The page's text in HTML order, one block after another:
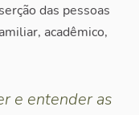
das pessoas
acadêmico,
e entender as